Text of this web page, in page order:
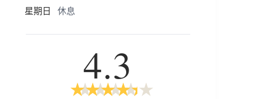
星期日 休息
4.3
★
★ ★
★ ★
★ ★
★ ★
★